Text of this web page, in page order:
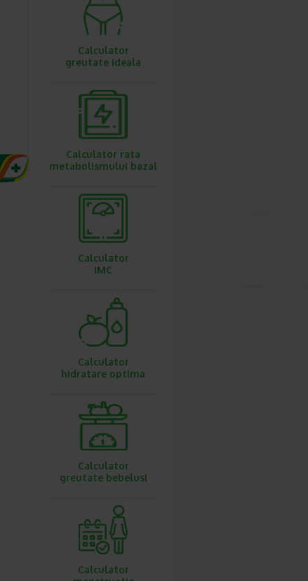
Calculator
greutate ideala
Calculator rata
metabolismului bazal
Calculator
IMC
Calculator
hidratare optima
Calculator
greutate bebelusi
Calculator